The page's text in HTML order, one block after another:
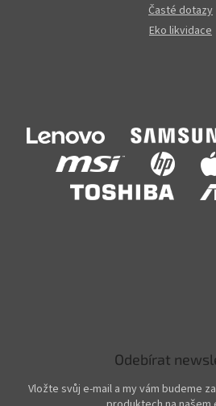
Časté dotazy
Eko likvidace
Odebírat
Vložte svůj e-mail a my vám budeme